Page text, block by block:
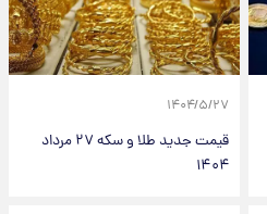
۱۴۰۴/۵/۲۷
قیمت جدید طلا و سکه ۲۷ مرداد
۱۴۰۴